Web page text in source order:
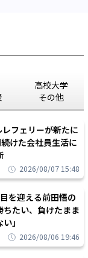
高校大学
その他
フェリーが新たに
けた会社員生活に
2026/08/07 15:48
を迎える前田悟の
たい、負けたまま
」
2026/08/06 19:46